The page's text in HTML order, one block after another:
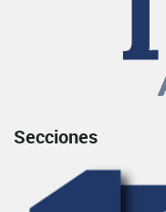
Secciones